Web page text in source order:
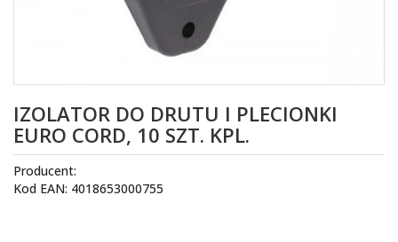
IZOLATOR DO DRUTU I PLECIONKI
EURO CORD, 10 SZT. KPL.
Producent:
Kod EAN: 4018653000755